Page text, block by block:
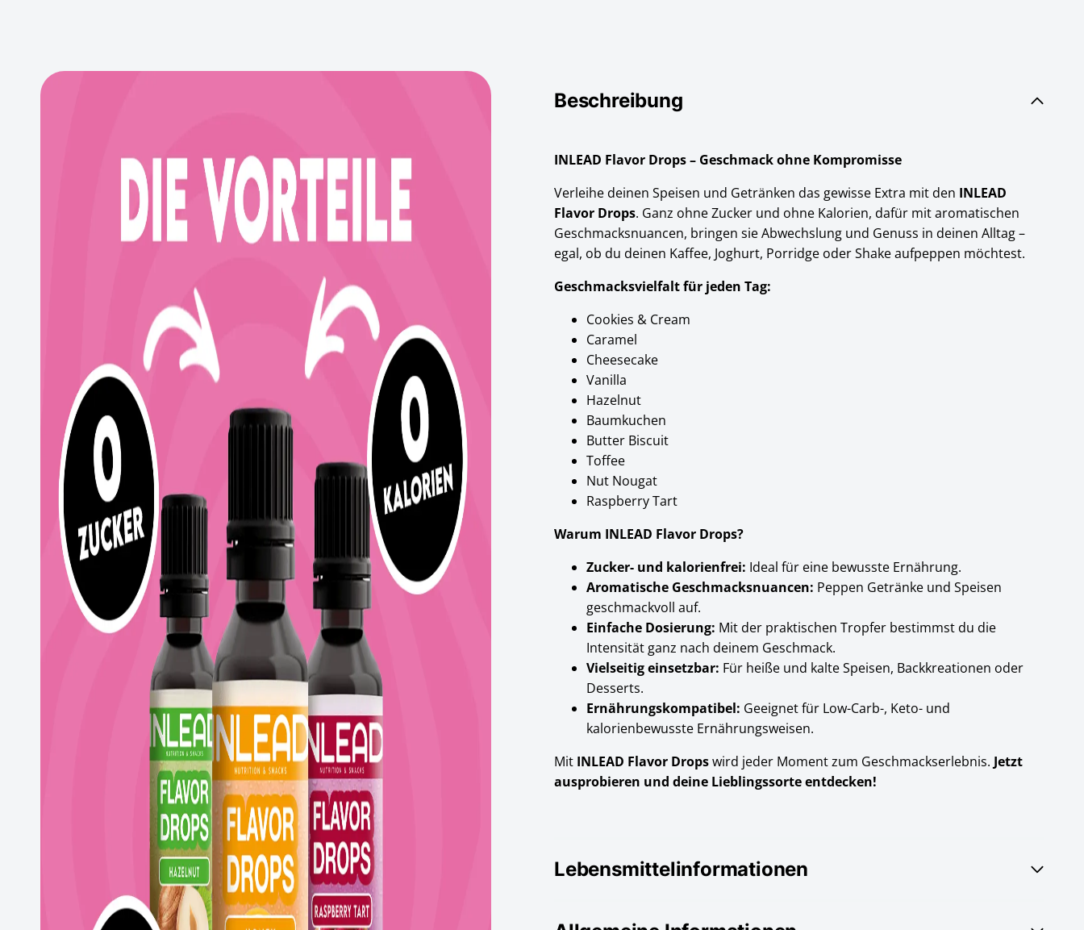
Beschreibung
INLEAD Flavor Drops – Geschmack ohne Kompromisse
Verleihe deinen Speisen und Getränken das gewisse Extra mit den INLEAD
Flavor Drops. Ganz ohne Zucker und ohne Kalorien, dafür mit aromatischen
Geschmacksnuancen, bringen sie Abwechslung und Genuss in deinen Alltag –
egal, ob du deinen Kaffee, Joghurt, Porridge oder Shake aufpeppen möchtest.
Geschmacksvielfalt für jeden Tag:
Cookies & Cream
Caramel
Cheesecake
Vanilla
Hazelnut
Baumkuchen
Butter Biscuit
Toffee
Nut Nougat
Raspberry Tart
Warum INLEAD Flavor Drops?
Zucker- und kalorienfrei: Ideal für eine bewusste Ernährung.
Aromatische Geschmacksnuancen: Peppen Getränke und Speisen
geschmackvoll auf.
Einfache Dosierung: Mit der praktischen Tropfer bestimmst du die
Intensität ganz nach deinem Geschmack.
Vielseitig einsetzbar: Für heiße und kalte Speisen, Backkreationen oder
Desserts.
Ernährungskompatibel: Geeignet für Low-Carb-, Keto- und
kalorienbewusste Ernährungsweisen.
Mit INLEAD Flavor Dropswird jeder Moment zum Geschmackserlebnis. Jetzt
ausprobieren und deine Lieblingssorte entdecken!
Lebensmittelinformationen